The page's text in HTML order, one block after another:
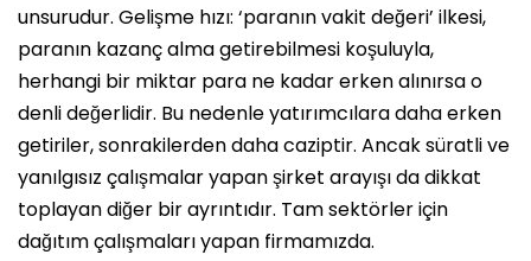
unsurudur. Gelişme hızı: ‘paranın vakit değeri’ ilkesi,
paranın kazanç alma getirebilmesi koşuluyla,
herhangi bir miktar para ne kadar erken alınırsa o
denli değerlidir. Bu nedenle yatırımcılara daha erken
getiriler, sonrakilerden daha caziptir. Ancak süratli ve
yanılgısız çalışmalar yapan şirket arayışı da dikkat
toplayan diğer bir ayrıntıdır. Tam sektörler için
dağıtım çalışmaları yapan firmamızda.